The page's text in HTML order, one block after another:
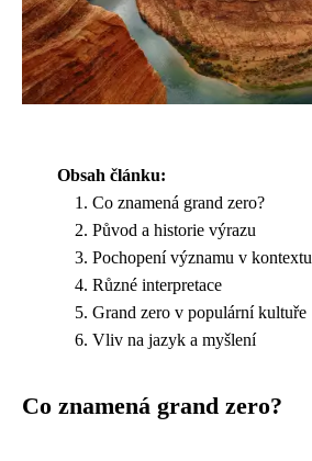
Obsah článku:
Co znamená grand zero?
Původ a historie výrazu
Pochopení významu v kontextu
Různé interpretace
Grand zero v populární kultuře
Vliv na jazyk a myšlení
Co znamená grand zero?